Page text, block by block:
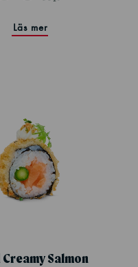
Läs mer
Salmon